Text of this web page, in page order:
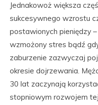
Jednakowoż większa
sukcesywnego wzrostu
postawionych pieniędzy
wzmożony stres bądź
zaburzenie zazwyczaj
okresie dojrzewania.
30 lat zaczynają
stopniowym rozwojem